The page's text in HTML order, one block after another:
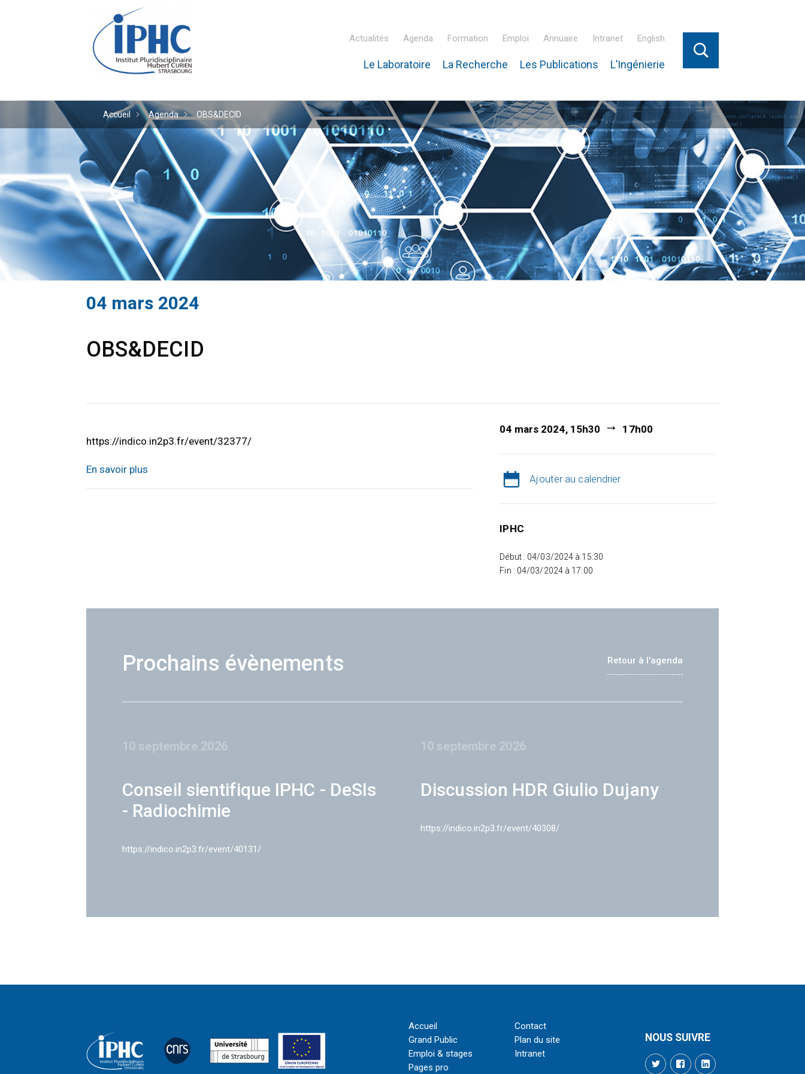
Institut pluridisciplinaire Hubert Curien – IPHC
Actualités Agenda Formation Emploi Annuaire Intranet English
Le Laboratoire La Recherche Les Publications L’Ingénierie
Accueil Agenda OBS&DECID
04 mars 2024
OBS&DECID
https://indico.in2p3.fr/event/32377/
En savoir plus
04 mars 2024, 15h30 17h00
Ajouter au calendrier
IPHC
Début : 04/03/2024 à 15:30
Fin : 04/03/2024 à 17:00
Prochains évènements Retour à l'agenda
10 septembre 2026
Conseil sientifique IPHC - DeSIs
- Radiochimie
https://indico.in2p3.fr/event/40131/
10 septembre 2026
Discussion HDR Giulio Dujany
https://indico.in2p3.fr/event/40308/
Accueil
Grand Public
Emploi & stages
Pages pro
Contact
Plan du site
Intranet
NOUS SUIVRE
TwitterFacebookLinkedIn